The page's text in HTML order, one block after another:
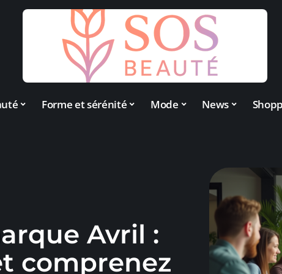
Forme et sérénité Mode News
Avril :
comprenez